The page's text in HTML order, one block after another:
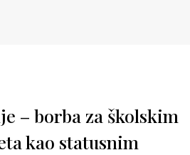
– borba za školskim
kao statusnim